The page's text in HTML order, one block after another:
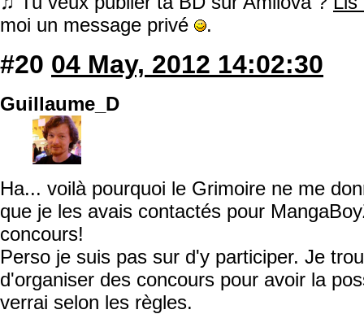
moi un message privé
.
#20 04 May, 2012 14:02:30
Guillaume_D
Ha... voilà pourquoi le Grimoire ne me
que je les avais contactés pour
concours!
Perso je suis pas sur d'y participer. Je
d'organiser des concours pour avoir la
verrai selon les règles.